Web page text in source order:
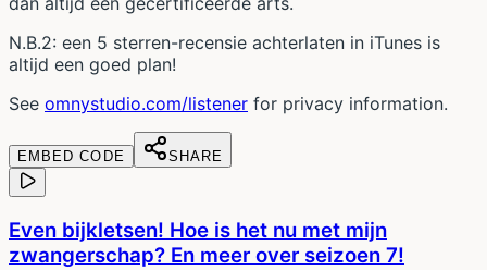
N.B.2: een 5 sterren-recensie achterlaten in iTunes is
altijd een goed plan!
See omnystudio.com/listener for privacy information.
EMBED CODE SHARE
Even bijkletsen! Hoe is het nu met mijn
zwangerschap? En meer over seizoen 7!